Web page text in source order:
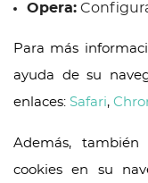
Opera:
Para más
ayuda de su
enlaces: Safari,
Además,
cookies en su